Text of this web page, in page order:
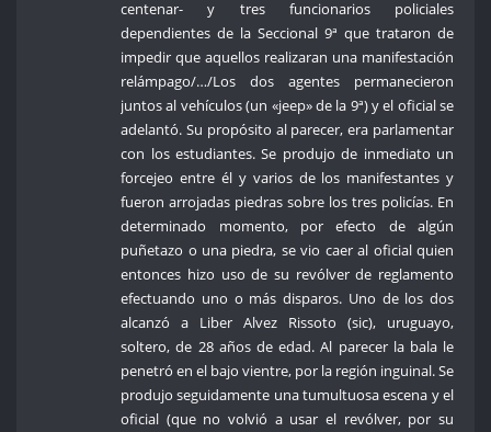
centenar- y tres funcionarios policiales
dependientes de la Seccional 9ª que trataron de
impedir que aquellos realizaran una manifestación
relámpago/…/Los dos agentes permanecieron
juntos al vehículos (un «jeep» de la 9ª) y el oficial se
adelantó. Su propósito al parecer, era parlamentar
con los estudiantes. Se produjo de inmediato un
forcejeo entre él y varios de los manifestantes y
fueron arrojadas piedras sobre los tres policías. En
determinado momento, por efecto de algún
puñetazo o una piedra, se vio caer al oficial quien
entonces hizo uso de su revólver de reglamento
efectuando uno o más disparos. Uno de los dos
alcanzó a Liber Alvez Rissoto (sic), uruguayo,
soltero, de 28 años de edad. Al parecer la bala le
penetró en el bajo vientre, por la región inguinal. Se
produjo seguidamente una tumultuosa escena y el
oficial (que no volvió a usar el revólver, por su